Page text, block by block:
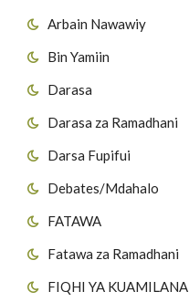
Arbain Nawawiy
Bin Yamiin
Darasa
Darasa za Ramadhani
Darsa Fupifui
Debates/Mdahalo
FATAWA
Fatawa za Ramadhani
FIQHI YA KUAMILANA